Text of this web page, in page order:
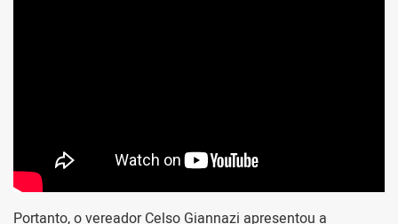
Portanto, o vereador Celso Giannazi apresentou a